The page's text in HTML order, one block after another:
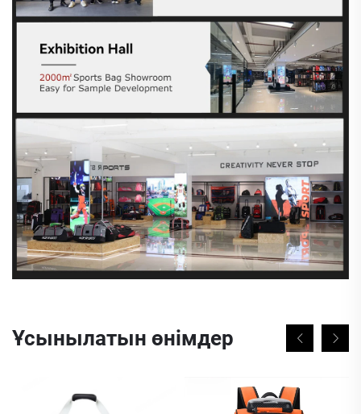
Ұсынылатын өнімдер